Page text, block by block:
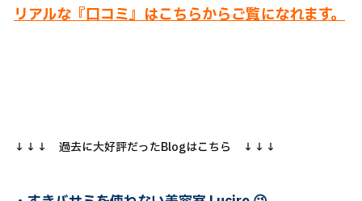
リアルな『口コミ』はこちらからご覧になれます。
↓↓↓ 過去に大好評だったBlogはこちら ↓↓↓